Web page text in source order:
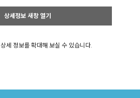
상세정보 새창 열기
상세 정보를 확대해 보실 수 있습니다.